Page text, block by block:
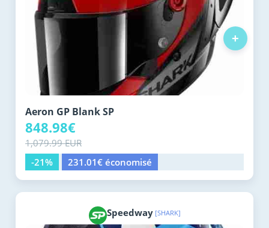
Aeron GP Blank SP
848.98€
1,079.99 EUR
-21%
231.01€ économisé
+
Speedway [SHARK]